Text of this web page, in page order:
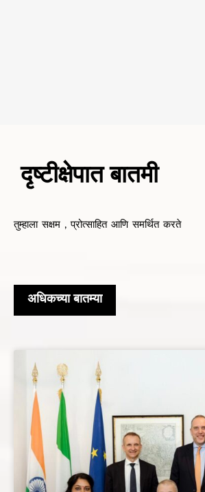
दृष्टीक्षेपात बातमी
तुम्हाला सक्षम , प्रोत्साहित आणि समर्थित करते
अधिकच्या बातम्या